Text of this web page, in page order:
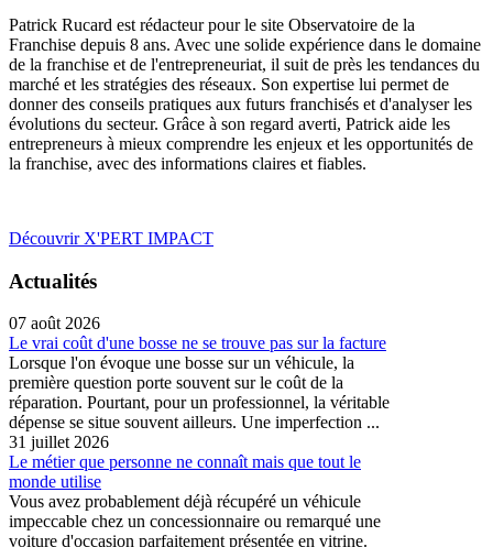
Patrick Rucard est rédacteur pour le site Observatoire de la
Franchise depuis 8 ans. Avec une solide expérience dans le domaine
de la franchise et de l'entrepreneuriat, il suit de près les tendances du
marché et les stratégies des réseaux. Son expertise lui permet de
donner des conseils pratiques aux futurs franchisés et d'analyser les
évolutions du secteur. Grâce à son regard averti, Patrick aide les
entrepreneurs à mieux comprendre les enjeux et les opportunités de
la franchise, avec des informations claires et fiables.
Découvrir X'PERT IMPACT
Actualités
07 août 2026
Le vrai coût d'une bosse ne se trouve pas sur la facture
Lorsque l'on évoque une bosse sur un véhicule, la
première question porte souvent sur le coût de la
réparation. Pourtant, pour un professionnel, la véritable
dépense se situe souvent ailleurs. Une imperfection ...
31 juillet 2026
Le métier que personne ne connaît mais que tout le
monde utilise
Vous avez probablement déjà récupéré un véhicule
impeccable chez un concessionnaire ou remarqué une
voiture d'occasion parfaitement présentée en vitrine.